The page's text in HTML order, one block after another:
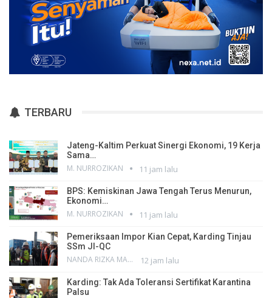
TERBARU
Jateng-Kaltim Perkuat Sinergi Ekonomi, 19 Kerja
Sama…
M. NURROZIKAN 11 jam lalu
BPS: Kemiskinan Jawa Tengah Terus Menurun,
Ekonomi…
M. NURROZIKAN 11 jam lalu
Pemeriksaan Impor Kian Cepat, Karding Tinjau
SSm JI-QC
NANDA RIZKA MAHENDRA 12 jam lalu
Karding: Tak Ada Toleransi Sertifikat Karantina
Palsu